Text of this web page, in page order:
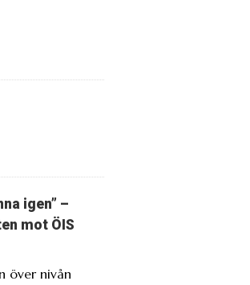
igen” –
mot ÖIS
över nivån